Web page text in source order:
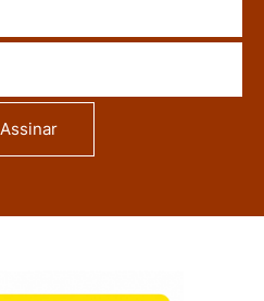
Assinar